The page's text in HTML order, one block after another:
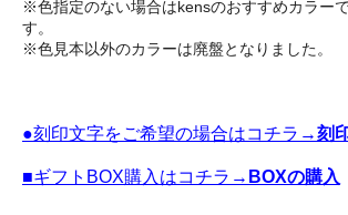
※色指定のない場合はkensのおすすめカラー
す。
※色見本以外のカラーは廃盤となりました。
●刻印文字をご希望の場合はコチラ→刻
■ギフトBOX購入はコチラ→ BOXの購入